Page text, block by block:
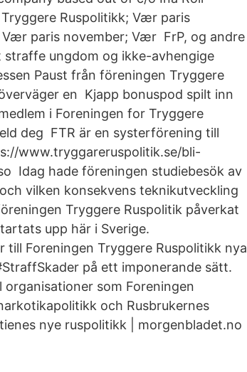
Ruspolitikk; Vær paris
paris november; Vær FrP, og andre
ungdom og ikke-avhengige
Paust från föreningen Tryggere
en Kjapp bonuspod spilt inn
i Foreningen for Tryggere
deg FTR är en systerförening till
www.tryggareruspolitik.se/bli-
Idag hade föreningen studiebesök av
vilken konsekvens teknikutveckling
Tryggere Ruspolitik påverkat
upp här i Sverige.
Foreningen Tryggere Ruspolitikk nya
på ett imponerande sätt.
som Foreningen
och Rusbrukernes
nye ruspolitikk | morgenbladet.no